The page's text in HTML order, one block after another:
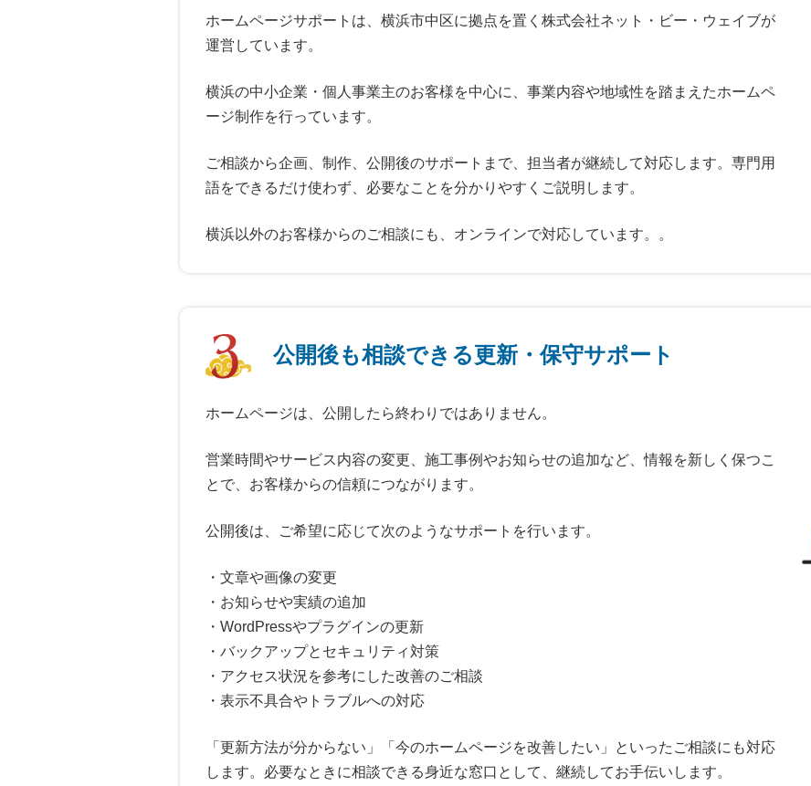
ホームページサポートは、横浜市中区に拠点を置く株式会社ネット・ビー・ウェイブが
運営しています。
横浜の中小企業・個人事業主のお客様を中心に、事業内容や地域性を踏まえたホームペ
ージ制作を行っています。
ご相談から企画、制作、公開後のサポートまで、担当者が継続して対応します。専門用
語をできるだけ使わず、必要なことを分かりやすくご説明します。
横浜以外のお客様からのご相談にも、オンラインで対応しています。。
公開後も相談できる更新・保守サポート
ホームページは、公開したら終わりではありません。
営業時間やサービス内容の変更、施工事例やお知らせの追加など、情報を新しく保つこ
とで、お客様からの信頼につながります。
公開後は、ご希望に応じて次のようなサポートを行います。
・文章や画像の変更
・お知らせや実績の追加
・WordPressやプラグインの更新
・バックアップとセキュリティ対策
・アクセス状況を参考にした改善のご相談
・表示不具合やトラブルへの対応
「更新方法が分からない」「今のホームページを改善したい」といったご相談にも対応
します。必要なときに相談できる身近な窓口として、継続してお手伝いします。